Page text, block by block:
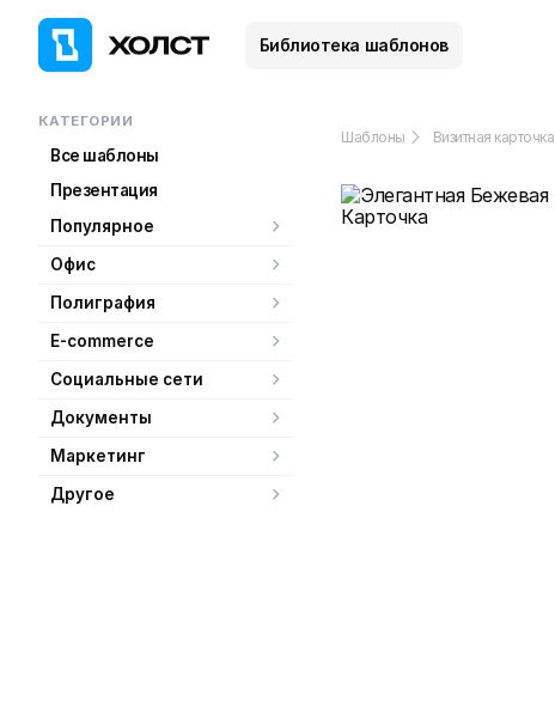
Библиотека шаблонов
КАТЕГОРИИ
Все шаблоны
Презентация
Популярное
Офис
Полиграфия
E-commerce
Социальные сети
Документы
Маркетинг
Другое
Шаблоны Визитная карточка